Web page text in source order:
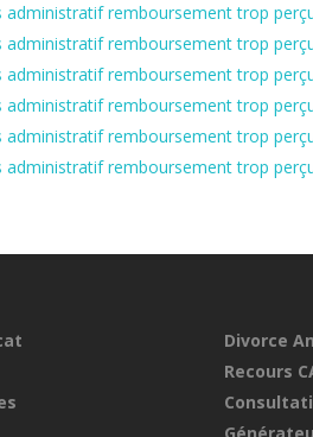
administratif remboursement trop
administratif remboursement trop
administratif remboursement trop
administratif remboursement trop
administratif remboursement trop
administratif remboursement trop
Divorce
Recours